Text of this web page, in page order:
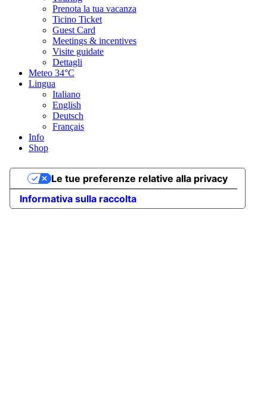
Prenota la tua vacanza
Ticino Ticket
Guest Card
Meetings & incentives
Visite guidate
Dettagli
Meteo 34°C
Lingua
Italiano
English
Deutsch
Français
Info
Shop
Informativa sulla raccolta
Le tue preferenze relative alla privacy